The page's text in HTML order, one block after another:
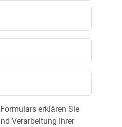
erklären Sie
Verarbeitung Ihrer